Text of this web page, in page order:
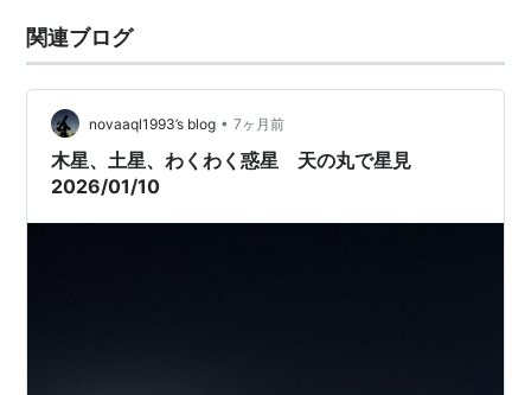
なぁ～ぜか心に残ってる、藤棚でした
関連ブログ
novaaql1993’s blog • 7ヶ月前
木星、土星、わくわく惑星 天の丸で星見
2026/01/10